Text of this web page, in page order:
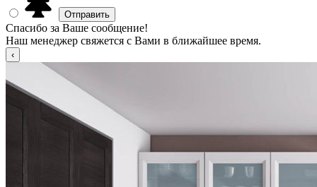
Спасибо за Ваше сообщение!
Наш менеджер свяжется с Вами в ближайшее время.